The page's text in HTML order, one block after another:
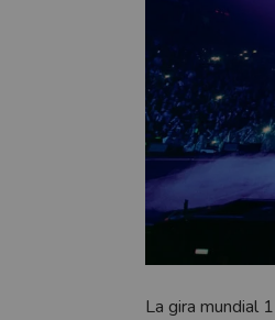
La gira mundial